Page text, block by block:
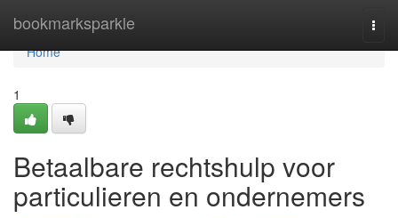
bookmarksparkle
Home
Home
1
Betaalbare rechtshulp voor
particulieren en ondernemers